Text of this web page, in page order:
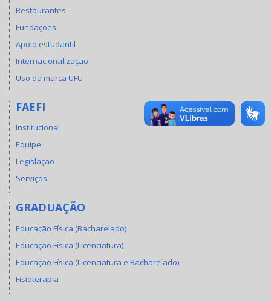
Restaurantes
Fundações
Apoio estudantil
Internacionalização
Uso da marca UFU
FAEFI
Institucional
Equipe
Legislação
Serviços
GRADUAÇÃO
Educação Física (Bacharelado)
Educação Física (Licenciatura)
Educação Física (Licenciatura e Bacharelado)
Fisioterapia